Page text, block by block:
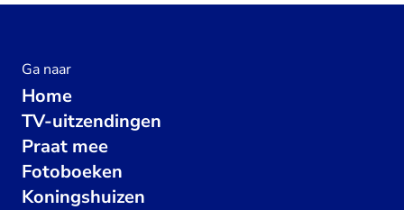
Ga naar
Home
TV-uitzendingen
Praat mee
Fotoboeken
Koningshuizen